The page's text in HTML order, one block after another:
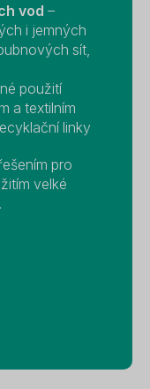
vod –
i jemných
sít,
použití
a textilním
linky
pro
velké